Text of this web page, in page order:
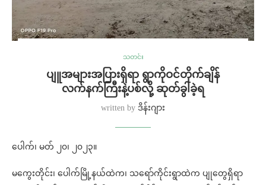
သတင်း
ပျူအများအပြားရှိရာ ရွာကိုဝင်တိုက်ချိန်
လက်နက်ကြီးနဲ့ပစ်လို့ ဆုတ်ခွါခဲ့ရ
written by ဒိန်းဂျား
ပေါက်၊ မတ် ၂၀၊ ၂၀၂၃။
မကွေးတိုင်း၊ ပေါက်မြို့နယ်ထဲက၊ သရော်ကိုင်းရွာထဲက ပျုတွေရှိရာ